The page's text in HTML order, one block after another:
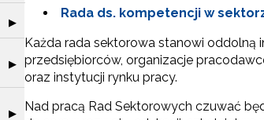
Rozwiń sekcję "Przywództwo"
▶
Rozwiń sekcję "Pilotażowe wdrożenie modelu
▶
Rozwiń sekcję "Szkolenia i doradztwo dla kadr
▶
Rada ds. kompetencji w
Każda rada sektorowa stanowi oddolną
przedsiębiorców, organizacje
oraz instytucji rynku pracy.
Nad pracą Rad Sektorowych czuwać